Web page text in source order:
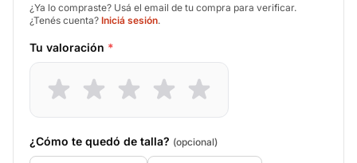
¿Ya lo compraste? Usá el email de tu compra para verificar.
¿Tenés cuenta? Iniciá sesión.
Tu valoración *
¿Cómo te quedó de talla? (opcional)